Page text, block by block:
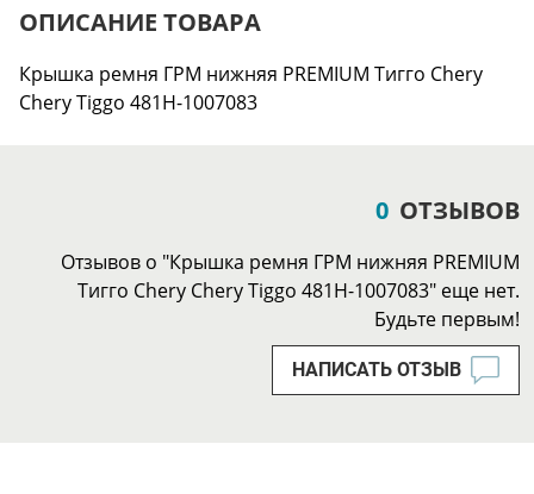
ОПИСАНИЕ ТОВАРА
Крышка ремня ГРМ нижняя PREMIUM Тигго Chery
Chery Tiggo 481H-1007083
0 ОТЗЫВОВ
Отзывов о "Крышка ремня ГРМ нижняя PREMIUM
Тигго Chery Chery Tiggo 481H-1007083" еще нет.
Будьте первым!
НАПИСАТЬ ОТЗЫВ